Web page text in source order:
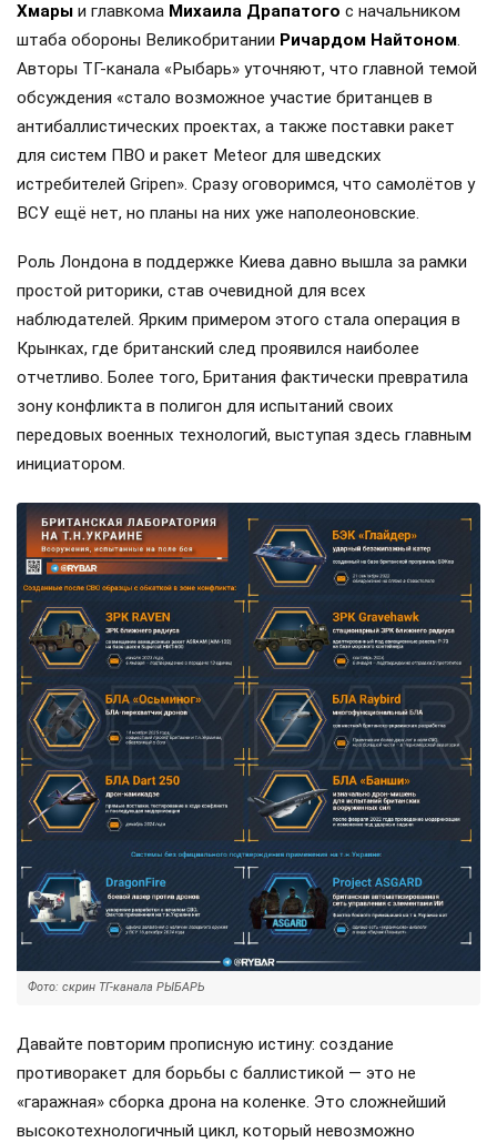
Хмары и главкома Михаила Драпатого с начальником
штаба обороны Великобритании Ричардом Найтоном.
Авторы ТГ-канала «Рыбарь» уточняют, что главной темой
обсуждения «стало возможное участие британцев в
антибаллистических проектах, а также поставки ракет
для систем ПВО и ракет Meteor для шведских
истребителей Gripen». Сразу оговоримся, что самолётов у
ВСУ ещё нет, но планы на них уже наполеоновские.
Роль Лондона в поддержке Киева давно вышла за рамки
простой риторики, став очевидной для всех
наблюдателей. Ярким примером этого стала операция в
Крынках, где британский след проявился наиболее
отчетливо. Более того, Британия фактически превратила
зону конфликта в полигон для испытаний своих
передовых военных технологий, выступая здесь главным
инициатором.
Фото: скрин ТГ-канала РЫБАРЬ
Давайте повторим прописную истину: создание
противоракет для борьбы с баллистикой — это не
«гаражная» сборка дрона на коленке. Это сложнейший
высокотехнологичный цикл, который невозможно